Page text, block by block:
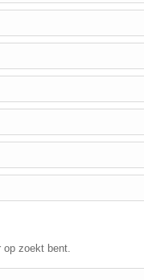
op zoekt bent.